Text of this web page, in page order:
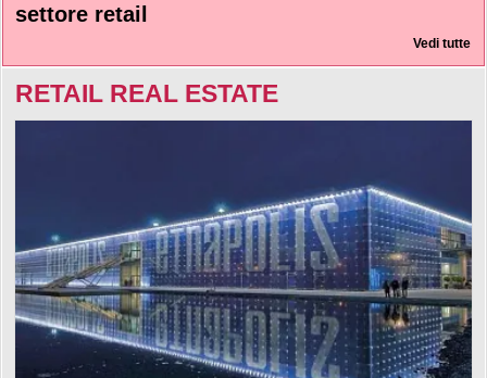
settore retail
Vedi tutte
RETAIL REAL ESTATE